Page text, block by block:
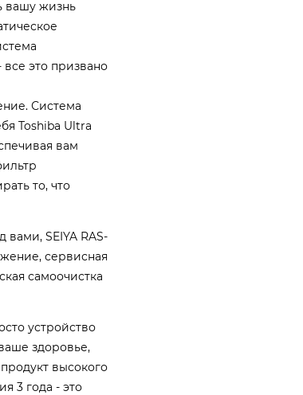
вашу жизнь
это призвано
Система
Toshiba Ultra
вам
то, что
SEIYA RAS-
сервисная
самоочистка
устройство
здоровье,
высокого
3 года - это